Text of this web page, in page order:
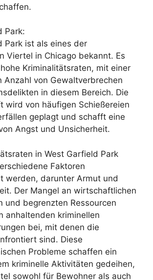
Park:
Park ist als eines der
Viertel in Chicago bekannt. Es
Kriminalitätsraten, mit einer
Anzahl von Gewaltverbrechen
in diesem Bereich. Die
wird von häufigen Schießereien
geplagt und schafft eine
Angst und Unsicherheit.
in West Garfield Park
Faktoren
werden, darunter Armut und
Der Mangel an wirtschaftlichen
und begrenzten Ressourcen
anhaltenden kriminellen
bei, mit denen die
sind. Diese
Probleme schaffen ein
kriminelle Aktivitäten gedeihen,
sowohl für Bewohner als auch